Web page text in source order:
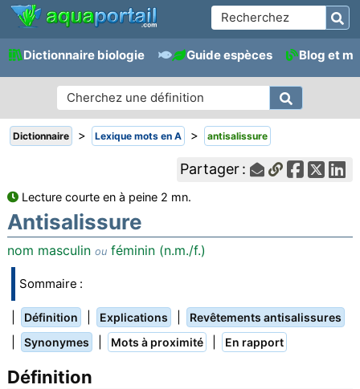
Dictionnaire biologie Guide espèces Blog et
Dictionnaire > Lexique mots en A > antisalissure
Partager :
Lecture courte en à peine 2 mn.
Antisalissure
nom masculin ouféminin (n.m./f.)
Sommaire :
Définition Explications Revêtements antisalissures
Synonymes Mots à proximité En rapport
Définition